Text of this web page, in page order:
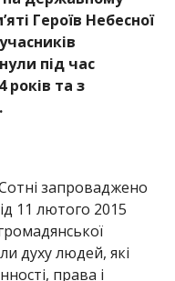
Героїв Небесної
під час
років та з
запроваджено
11 лютого 2015
духу людей, які
права і